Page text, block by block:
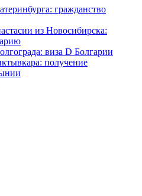
гражданство
из Новосибирска:
виза D Болгарии
получение